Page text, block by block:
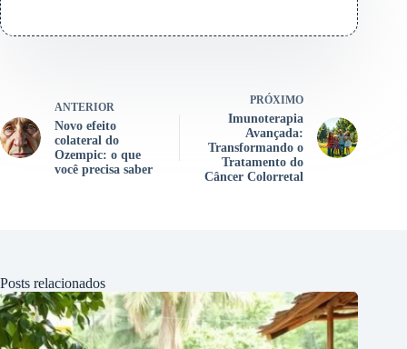
ANTERIOR
Novo efeito
colateral do
Ozempic: o que
você precisa saber
PRÓXIMO
Imunoterapia
Avançada:
Transformando o
Tratamento do
Câncer Colorretal
Posts relacionados